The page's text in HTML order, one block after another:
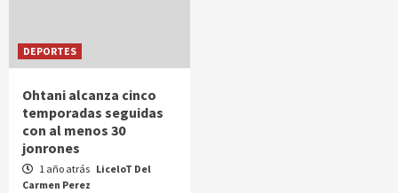
DEPORTES
Ohtani alcanza cinco
temporadas seguidas
con al menos 30
jonrones
1 año atrás LiceloT Del
Carmen Perez